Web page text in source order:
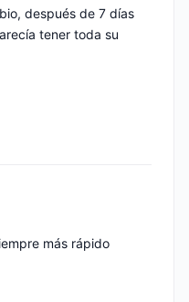
después de 7 días
tener toda su
más rápido